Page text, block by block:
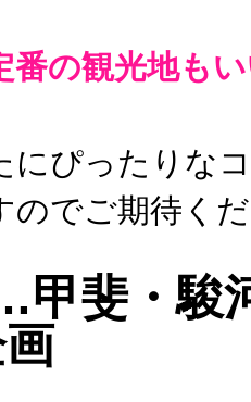
番の観光地も
にぴったりな
のでご期待く
甲斐・駿